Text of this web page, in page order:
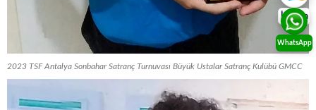
2023 TSF Antalya Sonbahar Satranç Turnuvası Büyük Ustalar Satranç Kulübü GMCC
İletişim
WhatsApp